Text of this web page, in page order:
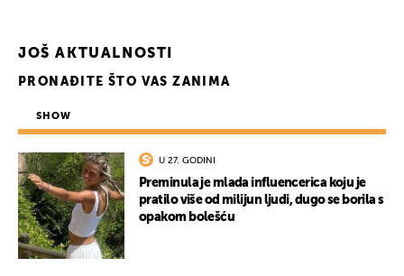
JOŠ AKTUALNOSTI
PRONAĐITE ŠTO VAS ZANIMA
SHOW
U 27. GODINI
Preminula je mlada influencerica koju je
pratilo više od milijun ljudi, dugo se borila s
opakom bolešću